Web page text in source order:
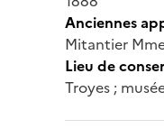
Anciennes
Mitantier
Lieu de
Troyes ;